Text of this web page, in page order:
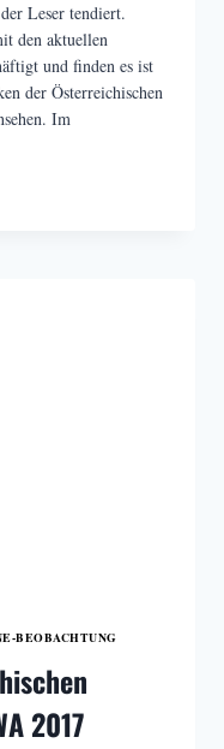
Leser tendiert.
den aktuellen
und finden es ist
der Österreichischen
Im
BEOBACHTUNG
2017